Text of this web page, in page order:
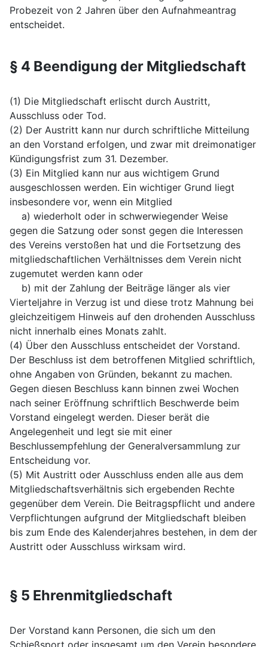
Probezeit von 2 Jahren über den Aufnahmeantrag
entscheidet.
§ 4 Beendigung der Mitgliedschaft
(1) Die Mitgliedschaft erlischt durch Austritt,
Ausschluss oder Tod.
(2) Der Austritt kann nur durch schriftliche Mitteilung
an den Vorstand erfolgen, und zwar mit dreimonatiger
Kündigungsfrist zum 31. Dezember.
(3) Ein Mitglied kann nur aus wichtigem Grund
ausgeschlossen werden. Ein wichtiger Grund liegt
insbesondere vor, wenn ein Mitglied
a) wiederholt oder in schwerwiegender Weise
gegen die Satzung oder sonst gegen die Interessen
des Vereins verstoßen hat und die Fortsetzung des
mitgliedschaftlichen Verhältnisses dem Verein nicht
zugemutet werden kann oder
b) mit der Zahlung der Beiträge länger als vier
Vierteljahre in Verzug ist und diese trotz Mahnung bei
gleichzeitigem Hinweis auf den drohenden Ausschluss
nicht innerhalb eines Monats zahlt.
(4) Über den Ausschluss entscheidet der Vorstand.
Der Beschluss ist dem betroffenen Mitglied schriftlich,
ohne Angaben von Gründen, bekannt zu machen.
Gegen diesen Beschluss kann binnen zwei Wochen
nach seiner Eröffnung schriftlich Beschwerde beim
Vorstand eingelegt werden. Dieser berät die
Angelegenheit und legt sie mit einer
Beschlussempfehlung der Generalversammlung zur
Entscheidung vor.
(5) Mit Austritt oder Ausschluss enden alle aus dem
Mitgliedschaftsverhältnis sich ergebenden Rechte
gegenüber dem Verein. Die Beitragspflicht und andere
Verpflichtungen aufgrund der Mitgliedschaft bleiben
bis zum Ende des Kalenderjahres bestehen, in dem der
Austritt oder Ausschluss wirksam wird.
§ 5 Ehrenmitgliedschaft
Der Vorstand kann Personen, die sich um den
Schießsport oder insgesamt um den Verein besondere